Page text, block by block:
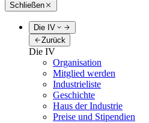
Schließen
Die IV
Zurück
Die IV
Organisation
Mitglied werden
Industrieliste
Geschichte
Haus der Industrie
Preise und Stipendien